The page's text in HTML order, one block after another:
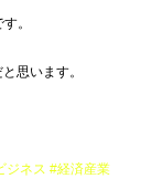
。
思います。
ジネス #経済産業